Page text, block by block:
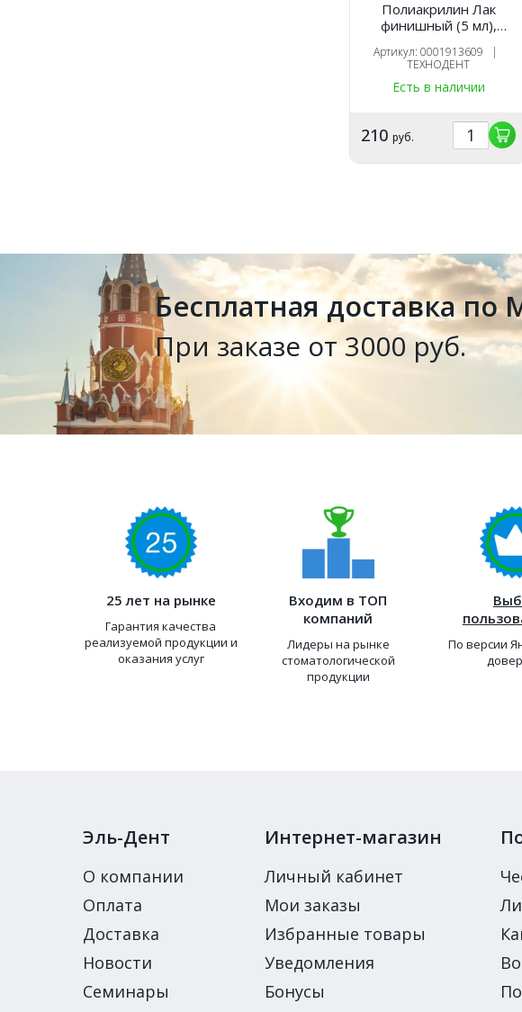
Полиакрилин Лак
финишный (5 мл),
Артикул: 0001913609 |
ТЕХНОДЕНТ
Есть в наличии
210 руб.
Бесплатная доставка по
При заказе от 3000 руб.
25 лет на рынке
Гарантия качества
реализуемой продукции и
оказания услуг
Входим в ТОП
компаний
Лидеры на рынке
стоматологической
продукции
По версии
Эль-Дент
О компании
Оплата
Доставка
Новости
Семинары
Интернет-магазин
Личный кабинет
Мои заказы
Избранные товары
Уведомления
Бонусы